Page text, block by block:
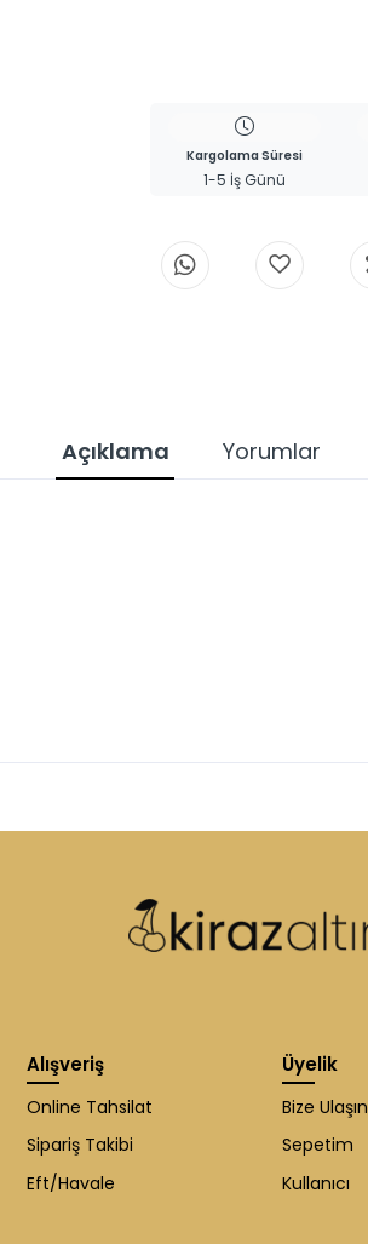
Kargolama Süresi
1-5 İş Günü
Açıklama Yorumlar
Alışveriş
Online Tahsilat
Sipariş Takibi
Eft/Havale
Üyelik
Bize Ulaşın
Sepetim
Kullanıcı